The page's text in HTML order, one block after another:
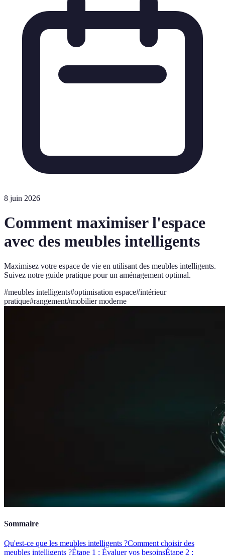
8 juin 2026
Comment maximiser l'espace
avec des meubles intelligents
Maximisez votre espace de vie en utilisant des meubles intelligents.
Suivez notre guide pratique pour un aménagement optimal.
#meubles intelligents#optimisation espace#intérieur
pratique#rangement#mobilier moderne
Sommaire
Qu'est-ce que les meubles intelligents ?Comment choisir des
meubles intelligents ?Étape 1 : Évaluer vos besoinsÉtape 2 :